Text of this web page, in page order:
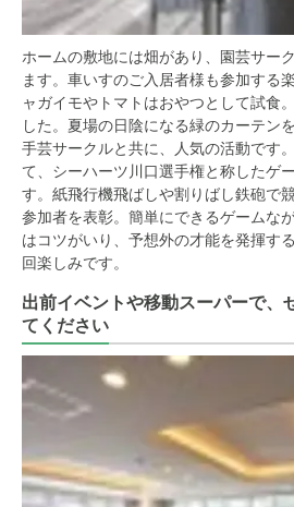
ホームの敷地には畑があり、園芸サー
ます。車いすのご入居者様も参加する
ャガイモやトマトはおやつとして試食
した。夏場の日陰になる緑のカーテン
手芸サークルと共に、人気の活動です
て、シーハーツ川口選手権と称したゲ
す。紙飛行機飛ばしや割りばし鉄砲で
参加者を表彰。簡単にできるゲームな
はコツがいり、予想外の才能を発揮す
回楽しみです。
出前イベントや移動スーパーで、
てください